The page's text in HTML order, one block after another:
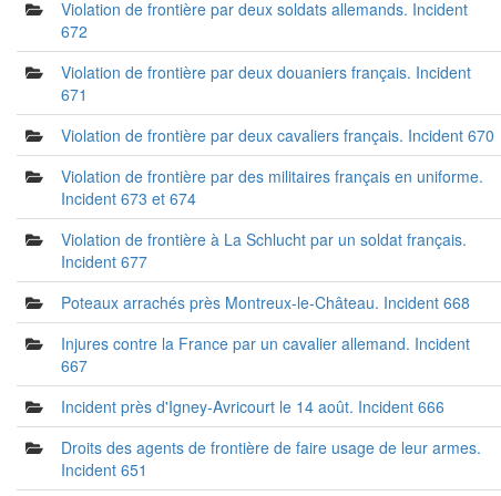
Violation de frontière par deux soldats allemands. Incident
672
Violation de frontière par deux douaniers français. Incident
671
Violation de frontière par deux cavaliers français. Incident 670
Violation de frontière par des militaires français en uniforme.
Incident 673 et 674
Violation de frontière à La Schlucht par un soldat français.
Incident 677
Poteaux arrachés près Montreux-le-Château. Incident 668
Injures contre la France par un cavalier allemand. Incident
667
Incident près d'Igney-Avricourt le 14 août. Incident 666
Droits des agents de frontière de faire usage de leur armes.
Incident 651